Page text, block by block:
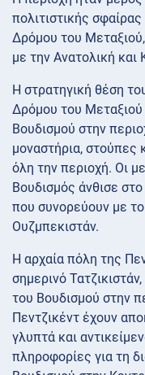
πολιτιστικής
Δρόμου του
με την Ανατολική και
Η στρατηγική θέση
Δρόμου του Μεταξιού
Βουδισμού στην
μοναστήρια, στούπες
όλη την περιοχή. Οι
Βουδισμός άνθισε στο
που συνορεύουν με
Ουζμπεκιστάν.
Η αρχαία πόλη της
σημερινό
του Βουδισμού στην
Πεντζικέντ έχουν
γλυπτά και
πληροφορίες για τη